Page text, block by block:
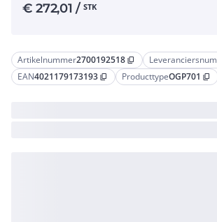
Artikelnummer2700192518 content_copy
EAN4021179173193 content_copy ProducttypeOGP701 content_copy
€272,01 / STK